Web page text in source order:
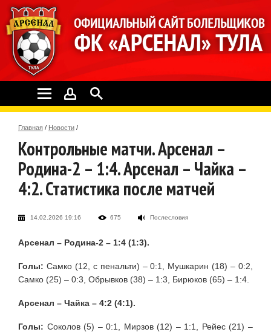
Главная / Новости /
Контрольные матчи. Арсенал –
Родина-2 – 1:4. Арсенал – Чайка –
4:2. Статистика после матчей
14.02.2026 19:16 675 Послесловия
Арсенал – Родина-2 – 1:4 (1:3).
Голы: Самко (12, с пенальти) – 0:1, Мушкарин (18) – 0:2,
Самко (25) – 0:3, Обрывков (38) – 1:3, Бирюков (65) – 1:4.
Арсенал – Чайка – 4:2 (4:1).
Голы: Соколов (5) – 0:1, Мирзов (12) – 1:1, Рейес (21) –